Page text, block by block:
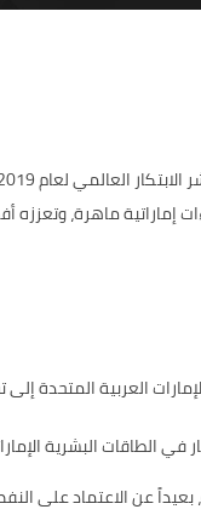
ماهرة، وتعززه
العربية المتحدة إلى
الطاقات البشرية
بعيداً عن الاعتماد على